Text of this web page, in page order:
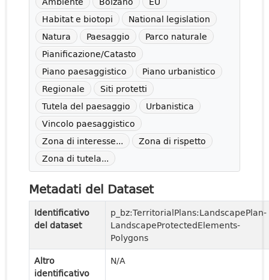
Habitat e biotopi
National legislation
Natura
Paesaggio
Parco naturale
Pianificazione/Catasto
Piano paesaggistico
Piano urbanistico
Regionale
Siti protetti
Tutela del paesaggio
Urbanistica
Vincolo paesaggistico
Zona di interesse...
Zona di rispetto
Zona di tutela...
Metadati del Dataset
Identificativo
del dataset
p_bz:TerritorialPlans:LandscapePlan-
LandscapeProtectedElements-
Polygons
Altro
identificativo
N/A